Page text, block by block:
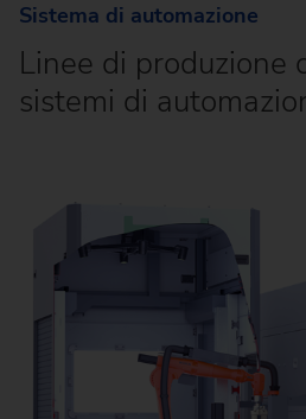
Sistema di automazione
Linee di produzione
sistemi di